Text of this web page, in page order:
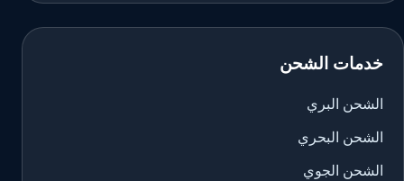
خدمات الشحن
الشحن البري
الشحن البحري
الشحن الجوي